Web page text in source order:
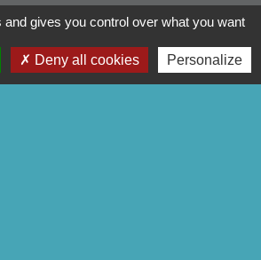
gives you control over what you want
Deny all cookies Personalize